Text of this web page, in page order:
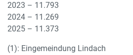
2023 – 11.793
2024 – 11.269
2025 – 11.373
(1): Eingemeindung Lindach